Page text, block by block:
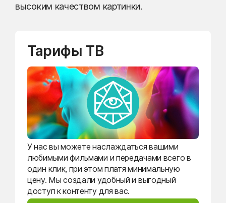
высоким качеством картинки.
Тарифы ТВ
У нас вы можете наслаждаться вашими
любимыми фильмами и передачами всего в
один клик, при этом платя минимальную
цену. Мы создали удобный и выгодный
доступ к контенту для вас.